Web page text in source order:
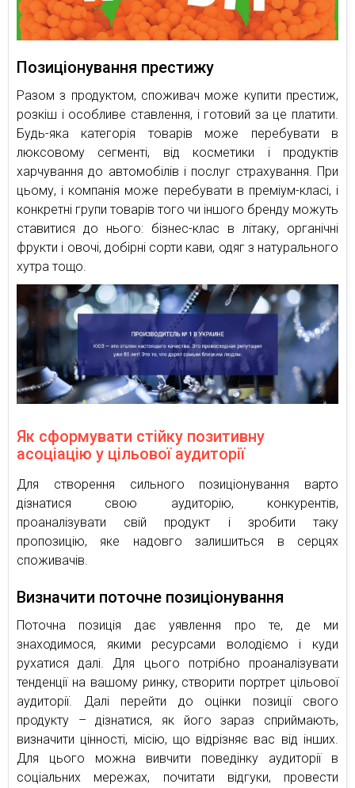
Позиціонування престижу
Разом з продуктом, споживач може купити престиж,
розкіш і особливе ставлення, і готовий за це платити.
Будь-яка категорія товарів може перебувати в
люксовому сегменті, від косметики і продуктів
харчування до автомобілів і послуг страхування. При
цьому, і компанія може перебувати в преміум-класі, і
конкретні групи товарів того чи іншого бренду можуть
ставитися до нього: бізнес-клас в літаку, органічні
фрукти і овочі, добірні сорти кави, одяг з натурального
хутра тощо.
Як сформувати стійку позитивну
асоціацію у цільової аудиторії
Для створення сильного позиціонування варто
дізнатися свою аудиторію, конкурентів,
проаналізувати свій продукт і зробити таку
пропозицію, яке надовго залишиться в серцях
споживачів.
Визначити поточне позиціонування
Поточна позиція дає уявлення про те, де ми
знаходимося, якими ресурсами володіємо і куди
рухатися далі. Для цього потрібно проаналізувати
тенденції на вашому ринку, створити портрет цільової
аудиторії. Далі перейти до оцінки позиції свого
продукту – дізнатися, як його зараз сприймають,
визначити цінності, місію, що відрізняє вас від інших.
Для цього можна вивчити поведінку аудиторії в
соціальних мережах, почитати відгуки, провести